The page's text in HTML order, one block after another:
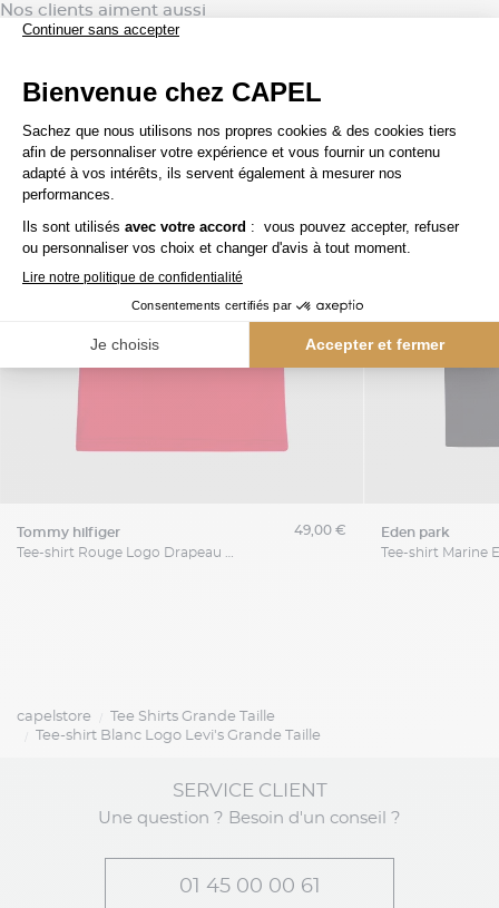
Nos clients aiment aussi
tommy hilfiger
Tee-shirt Rouge Logo Drapeau Tommy Hilfiger Grande Taille
49,00 € eden park
capelstore
Tee Shirts Grande Taille
Tee-shirt Blanc Logo Levi's Grande Taille
SERVICE CLIENT
Une question ? Besoin d'un conseil ?
01 45 00 00 61